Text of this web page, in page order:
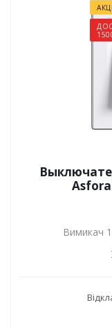
Asfora
Вимикач